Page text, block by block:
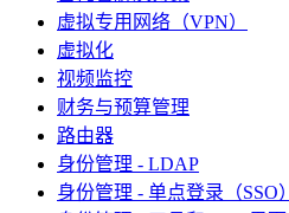
虚拟专用网络（VPN）
虚拟化
视频监控
财务与预算管理
路由器
身份管理 - LDAP
身份管理 - 单点登录（SSO）